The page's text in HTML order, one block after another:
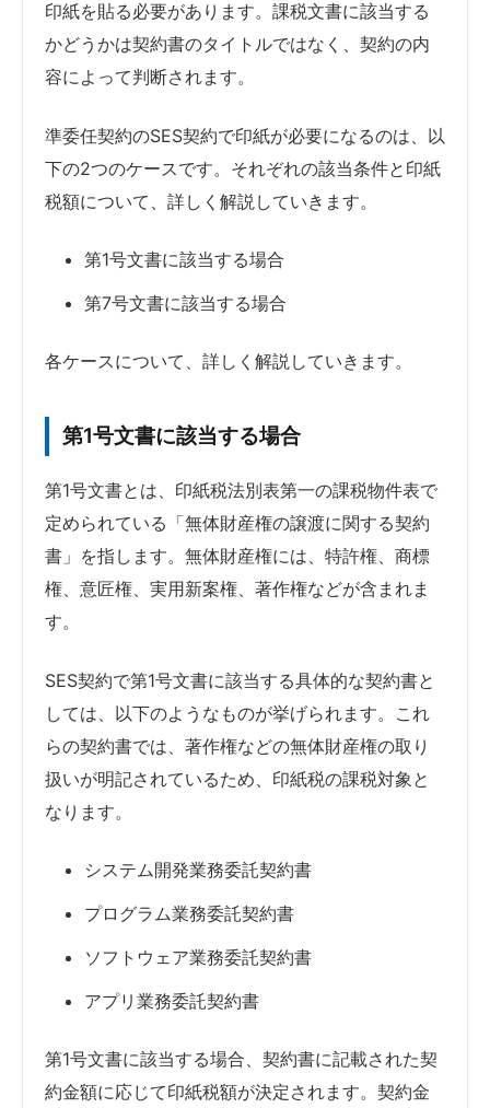
印紙を貼る必要があります。課税文書に該当する
かどうかは契約書のタイトルではなく、契約の内
容によって判断されます。
準委任契約のSES契約で印紙が必要になるのは、以
下の2つのケースです。それぞれの該当条件と印紙
税額について、詳しく解説していきます。
第1号文書に該当する場合
第7号文書に該当する場合
各ケースについて、詳しく解説していきます。
第1号文書に該当する場合
第1号文書とは、印紙税法別表第一の課税物件表で
定められている「無体財産権の譲渡に関する契約
書」を指します。無体財産権には、特許権、商標
権、意匠権、実用新案権、著作権などが含まれま
す。
SES契約で第1号文書に該当する具体的な契約書と
しては、以下のようなものが挙げられます。これ
らの契約書では、著作権などの無体財産権の取り
扱いが明記されているため、印紙税の課税対象と
なります。
システム開発業務委託契約書
プログラム業務委託契約書
ソフトウェア業務委託契約書
アプリ業務委託契約書
第1号文書に該当する場合、契約書に記載された契
約金額に応じて印紙税額が決定されます。契約金